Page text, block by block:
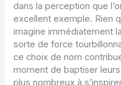
dans la perception que
excellent exemple. Rien
imagine immédiatement
sorte de force
ce choix de nom
moment de baptiser
plus nombreux à